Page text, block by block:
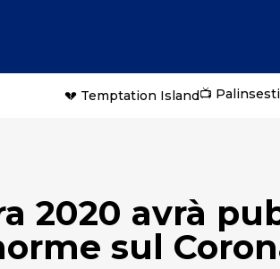
💔 Temptation Island📺
2020 avrà
sul